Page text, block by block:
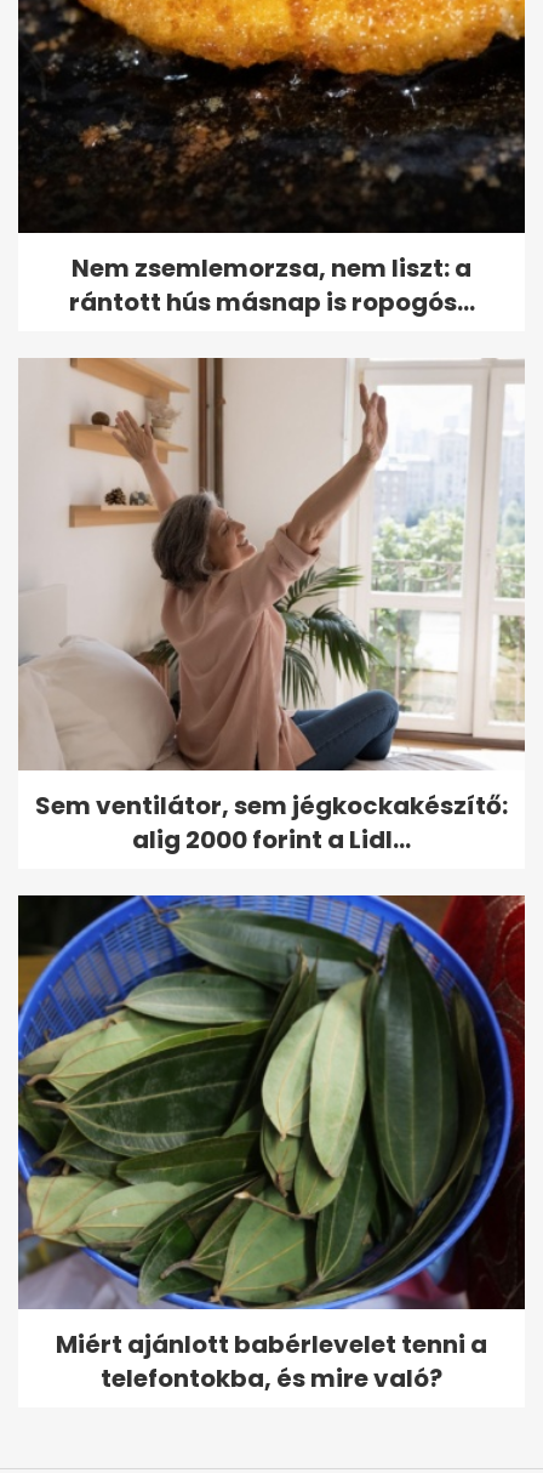
Nem zsemlemorzsa, nem liszt: a
rántott hús másnap is ropogós...
Sem ventilátor, sem jégkockakészítő:
alig 2000 forint a Lidl...
Miért ajánlott babérlevelet tenni a
telefontokba, és mire való?